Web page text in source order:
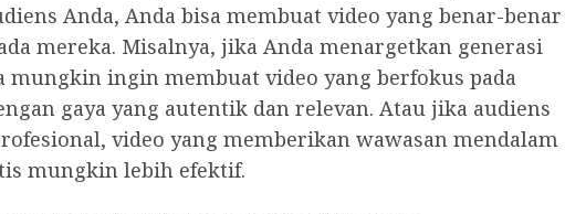
Anda, Anda bisa membuat video yang benar-benar
mereka. Misalnya, jika Anda menargetkan generasi
mungkin ingin membuat video yang berfokus pada
gaya yang autentik dan relevan. Atau jika audiens
video yang memberikan wawasan mendalam
mungkin lebih efektif.